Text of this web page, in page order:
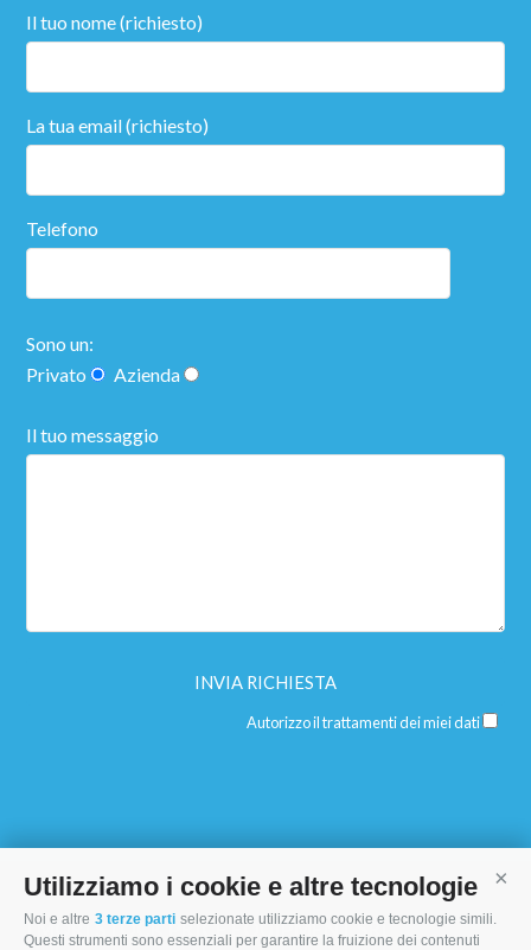
Utilizziamo i cookie e altre tecnologie
Noi e altre 3 terze parti selezionate utilizziamo cookie e tecnologie simili.
Questi strumenti sono essenziali per garantire la fruizione dei contenuti
Il tuo nome (richiesto)
La tua email (richiesto)
Telefono
Sono un:
Privato
Azienda
Il tuo messaggio
Autorizzo il trattamenti dei miei dati
I MORI STOCK PRICE EQUIPMENT SRL